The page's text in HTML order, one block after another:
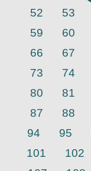
52
53
59
60
66
67
73
74
80
81
87
88
94
95
101
102